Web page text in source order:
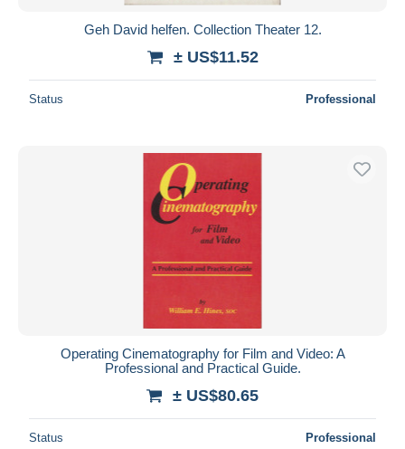
Geh David helfen. Collection Theater 12.
± US$11.52
Status Professional
Operating Cinematography for Film and Video: A
Professional and Practical Guide.
± US$80.65
Status Professional